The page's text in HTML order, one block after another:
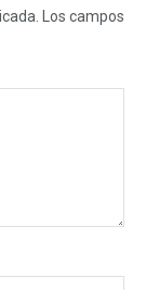
Los campos